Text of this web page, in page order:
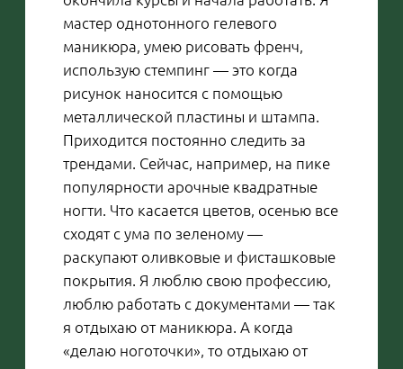
— На работе все в курсе, что я играю в
приглашаю на матчи сборной. Многие
приходят, и я всегда рад их видеть.
Даже специально выделяю места,
чтобы было удобно смотреть. Во
время матча, конечно, не могу
отвлекаться, но в перерыве на
лица, вижу, по душе ли игра. Для меня
важно, чтобы им понравилось.